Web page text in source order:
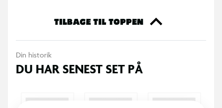
TILBAGE TIL TOPPEN
Din historik
DU HAR SENEST SET PÅ